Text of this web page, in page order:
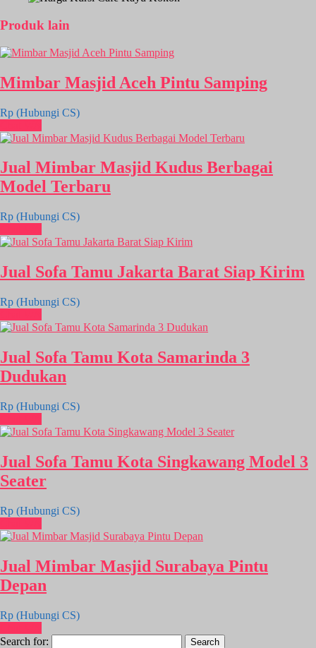
Produk lain
Mimbar Masjid Aceh Pintu Samping
Rp (Hubungi CS)
Jual Mimbar Masjid Kudus Berbagai
Model Terbaru
Rp (Hubungi CS)
Jual Sofa Tamu Jakarta Barat Siap Kirim
Rp (Hubungi CS)
Jual Sofa Tamu Kota Samarinda 3
Dudukan
Rp (Hubungi CS)
Jual Sofa Tamu Kota Singkawang Model 3
Seater
Rp (Hubungi CS)
Jual Mimbar Masjid Surabaya Pintu
Depan
Rp (Hubungi CS)
Search for: